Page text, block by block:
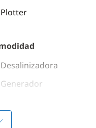
Plotter
Desalinizadora
Generador
WC eléctrico